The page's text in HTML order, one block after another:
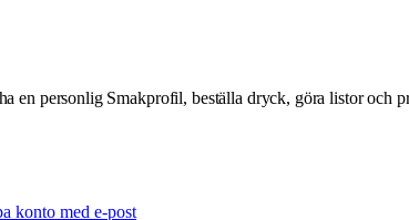
en personlig Smakprofil, beställa dryck, göra listor och
konto med e-post